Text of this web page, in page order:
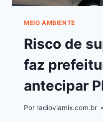
MEIO AMBIENTE
Risco de
faz
antecipar
Por radioviamix.com.br